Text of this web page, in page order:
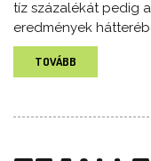
tíz százalékát pedig
eredmények
TOVÁBB